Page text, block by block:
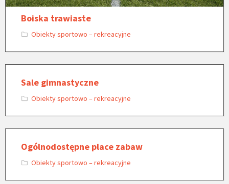
Boiska trawiaste
Obiekty sportowo – rekreacyjne
Sale gimnastyczne
Obiekty sportowo – rekreacyjne
Ogólnodostępne place zabaw
Obiekty sportowo – rekreacyjne